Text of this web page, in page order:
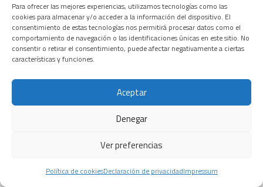
Para ofrecer las mejores experiencias, utilizamos tecnologías como las
cookies para almacenar y/o acceder a la información del dispositivo. El
consentimiento de estas tecnologías nos permitirá procesar datos como el
comportamiento de navegación o las identificaciones únicas en este sitio. No
consentir o retirar el consentimiento, puede afectar negativamente a ciertas
características y funciones.
Aceptar
Denegar
Ver preferencias
Política de cookiesDeclaración de privacidadImpressum